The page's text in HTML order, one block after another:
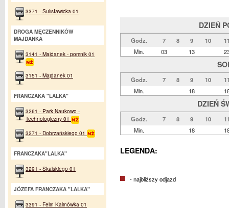
DZIEŃ
Godz. 7 8 9 10
Min.
03 13
Godz. 7 8 9 10
Min.
18
DZIEŃ
Godz. 7 8 9 10
Min.
18
LEGENDA:
- najbliższy odjazd
3371 - Sulisławicka 01
DROGA MĘCZENNIKÓW
MAJDANKA
3141 - Majdanek - pomnik 01
3151 - Majdanek 01
FRANCZAKA "LALKA"
3261 - Park Naukowo -
Technologiczny 01
3271 - Dobrzańskiego 01
FRANCZAKA"LALKA"
3291 - Skalskiego 01
JÓZEFA FRANCZAKA "LALKA"
3391 - Felin Kalinówka 01